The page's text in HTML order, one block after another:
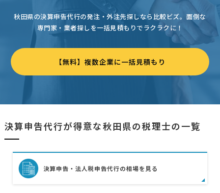
秋田県の決算申告代行の発注・外注先探しなら比較ビズ。 面倒な
専門家・業者探しを一括見積もりでラクラクに！
【無料】複数企業に一括見積もり
決算申告代行が得意な秋田県の税理士の一覧
決算申告・法人税申告代行の相場を見る